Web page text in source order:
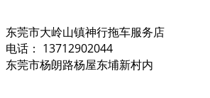
东莞市大岭山镇神行拖车服务店
电话： 13712902044
东莞市杨朗路杨屋东埔新村内